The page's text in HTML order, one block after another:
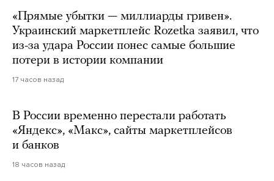
«Прямые убытки — миллиарды гривен».
Украинский маркетплейс Rozetka заявил, что
из-за удара России понес самые большие
потери в истории компании
17 часов назад
В России временно перестали работать
«Яндекс», «Макс», сайты маркетплейсов
и банков
18 часов назад